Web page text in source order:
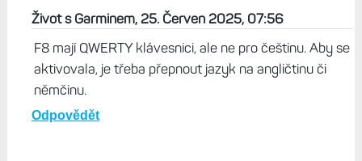
Život s Garminem, 25. Červen 2025, 07:56
F8 mají QWERTY klávesnici, ale ne pro češtinu. Aby se
aktivovala, je třeba přepnout jazyk na angličtinu či
němčinu.
Odpovědět